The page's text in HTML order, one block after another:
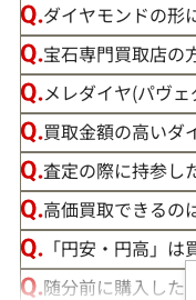
ダイヤモンドの形
宝石専門買取店の
メレダイヤ(パヴ
買取金額の高いダ
査定の際に持参し
高価買取できるの
「円安・円高」は
随分前に購入した